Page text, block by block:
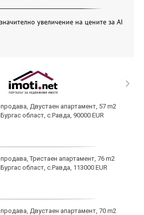
увеличение на цените за AI
продава, Двустаен апартамент, 57 m2
Бургас област, с.Равда, 90000 EUR
продава, Тристаен апартамент, 76 m2
Бургас област, с.Равда, 113000 EUR
продава, Двустаен апартамент, 70 m2